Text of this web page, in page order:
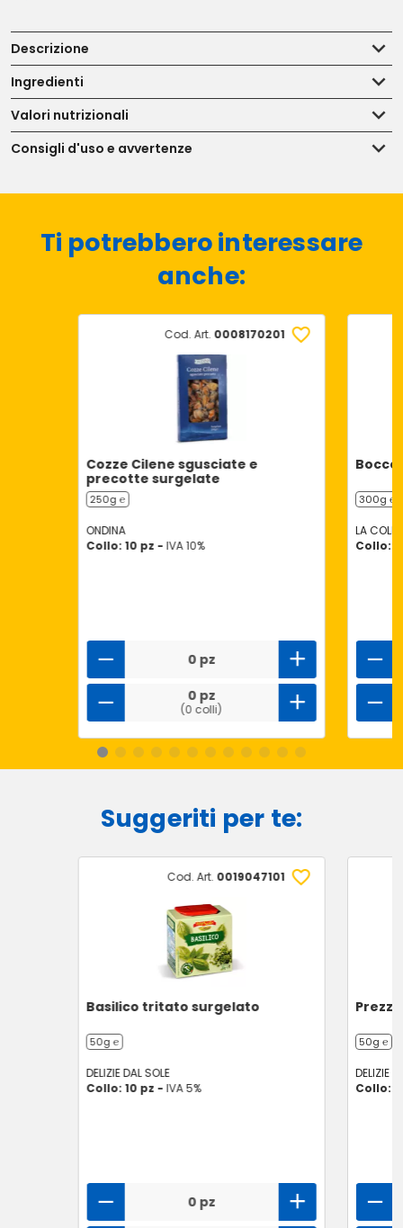
Descrizione
Ingredienti
Valori nutrizionali
Consigli d'uso e avvertenze
Ti potrebbero interessare
anche:
Cod. Art. 0008170201
Cozze Cilene sgusciate e
precotte surgelate
250g ℮
ONDINA
Collo: 10 pz - IVA 10%
0 pz
0 pz
(0 colli)
300g ℮
LA
Collo:
Suggeriti per te:
Cod. Art. 0019047101
Basilico tritato surgelato
50g ℮
DELIZIE DAL SOLE
Collo: 10 pz - IVA 5%
0 pz
50g ℮
DELIZIE
Collo: